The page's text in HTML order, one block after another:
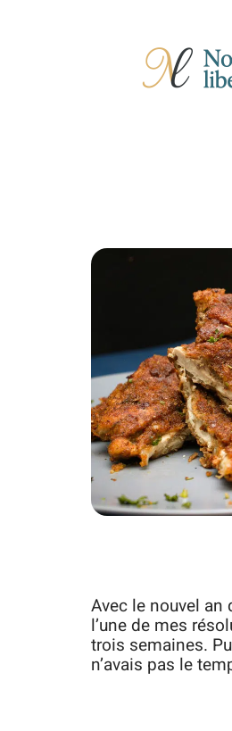
Avec le nouvel an
l’une de mes
trois semaines.
n’avais pas le